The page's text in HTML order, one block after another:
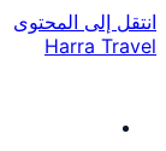
انتقل إلى المحتوى
Harra Travel